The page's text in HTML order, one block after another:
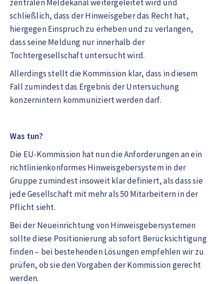
zentralen Meldekanal weitergeleitet wird und
schließlich, dass der Hinweisgeber das Recht hat,
hiergegen Einspruch zu erheben und zu verlangen,
dass seine Meldung nur innerhalb der
Tochtergesellschaft untersucht wird.
Allerdings stellt die Kommission klar, dass in diesem
Fall zumindest das Ergebnis der Untersuchung
konzernintern kommuniziert werden darf.
Was tun?
Die EU-Kommission hat nun die Anforderungen an ein
richtlinienkonformes Hinweisgebersystem in der
Gruppe zumindest insoweit klar definiert, als dass sie
jede Gesellschaft mit mehr als 50 Mitarbeitern in der
Pflicht sieht.
Bei der Neueinrichtung von Hinweisgebersystemen
sollte diese Positionierung ab sofort Berücksichtigung
finden – bei bestehenden Lösungen empfehlen wir zu
prüfen, ob sie den Vorgaben der Kommission gerecht
werden.